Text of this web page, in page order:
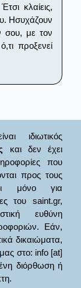
κλαίεις,
Ησυχάζουν
σου, με τον
προξενεί
ιδιωτικός
και δεν έχει
που
προς τους
μόνο για
του saint.gr,
ευθύνη
Εάν,
δικαιώματα,
στο: info [at]
διόρθωση ή